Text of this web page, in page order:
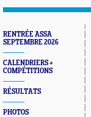
RENTRÉE ASSA
SEPTEMBRE 2026
CALENDRIERS +
COMPÉTITIONS
RÉSULTATS
PHOTOS